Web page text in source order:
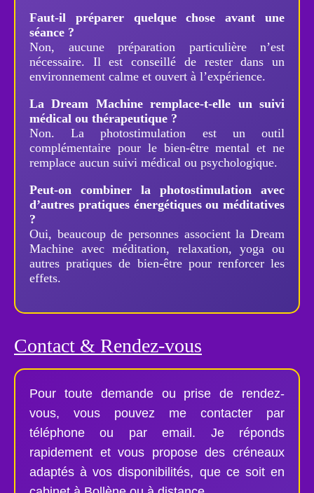
Faut-il préparer quelque chose avant une
séance ?
Non, aucune préparation particulière n’est
nécessaire. Il est conseillé de rester dans un
environnement calme et ouvert à l’expérience.
La Dream Machine remplace-t-elle un suivi
médical ou thérapeutique ?
Non. La photostimulation est un outil
complémentaire pour le bien-être mental et ne
remplace aucun suivi médical ou psychologique.
Peut-on combiner la photostimulation avec
d’autres pratiques énergétiques ou méditatives
?
Oui, beaucoup de personnes associent la Dream
Machine avec méditation, relaxation, yoga ou
autres pratiques de bien-être pour renforcer les
effets.
Contact & Rendez-vous
Pour toute demande ou prise de rendez-
vous, vous pouvez me contacter par
téléphone ou par email. Je réponds
rapidement et vous propose des créneaux
adaptés à vos disponibilités, que ce soit en